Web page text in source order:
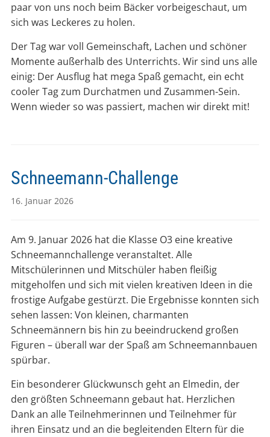
paar von uns noch beim Bäcker vorbeigeschaut, um
sich was Leckeres zu holen.
Der Tag war voll Gemeinschaft, Lachen und schöner
Momente außerhalb des Unterrichts. Wir sind uns alle
einig: Der Ausflug hat mega Spaß gemacht, ein echt
cooler Tag zum Durchatmen und Zusammen-Sein.
Wenn wieder so was passiert, machen wir direkt mit!
Schneemann-Challenge
16. Januar 2026
Am 9. Januar 2026 hat die Klasse O3 eine kreative
Schneemannchallenge veranstaltet. Alle
Mitschülerinnen und Mitschüler haben fleißig
mitgeholfen und sich mit vielen kreativen Ideen in die
frostige Aufgabe gestürzt. Die Ergebnisse konnten sich
sehen lassen: Von kleinen, charmanten
Schneemännern bis hin zu beeindruckend großen
Figuren – überall war der Spaß am Schneemannbauen
spürbar.
Ein besonderer Glückwunsch geht an Elmedin, der
den größten Schneemann gebaut hat. Herzlichen
Dank an alle Teilnehmerinnen und Teilnehmer für
ihren Einsatz und an die begleitenden Eltern für die